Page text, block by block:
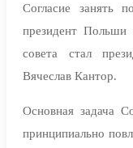
Согласие занять
президент Польши
совета стал
Вячеслав Кантор.
Основная задача
принципиально